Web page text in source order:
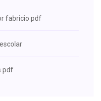
fabricio pdf
pdf